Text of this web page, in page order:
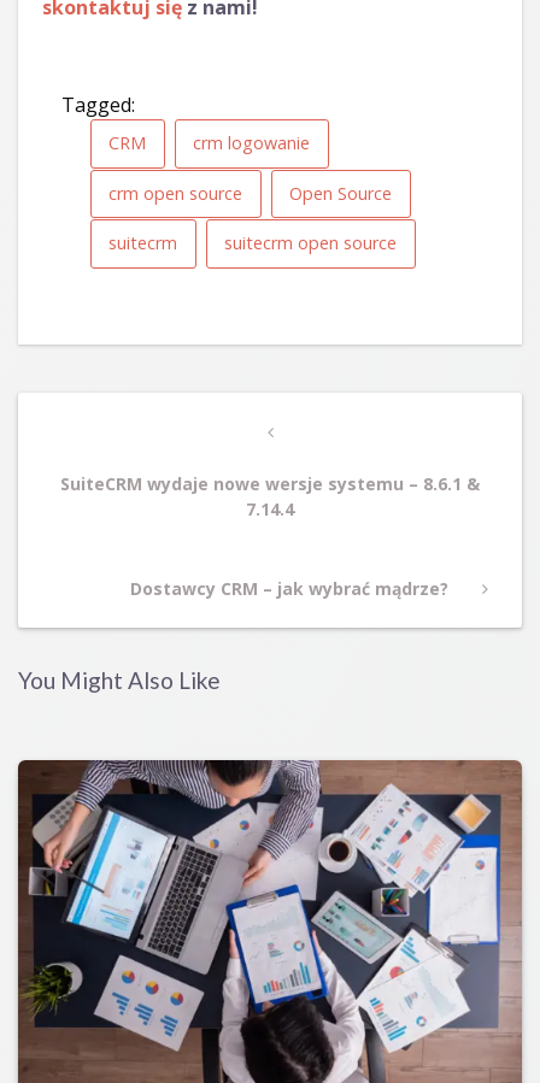
skontaktuj się z nami!
Tagged:
CRM crm logowanie
crm open source Open Source
suitecrm suitecrm open source
Previous
SuiteCRM wydaje nowe wersje systemu – 8.6.1 &
7.14.4
Next
Dostawcy CRM – jak wybrać mądrze?
You Might Also Like